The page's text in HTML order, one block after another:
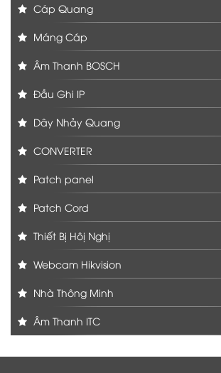
Cáp Quang
Máng Cáp
Âm Thanh BOSCH
Đầu Ghi IP
Dây Nhảy Quang
CONVERTER
Patch panel
Patch Cord
Thiết Bị Hôị Nghị
Webcam Hikvision
Nhà Thông Minh
Âm Thanh ITC